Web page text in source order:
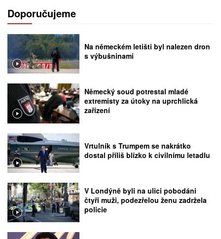
Doporučujeme
Na německém letišti byl nalezen dron
s výbušninami
Německý soud potrestal mladé
extremisty za útoky na uprchlická
zařízení
Vrtulník s Trumpem se nakrátko
dostal příliš blízko k civilnímu letadlu
V Londýně byli na ulici pobodáni
čtyři muži, podezřelou ženu zadržela
policie